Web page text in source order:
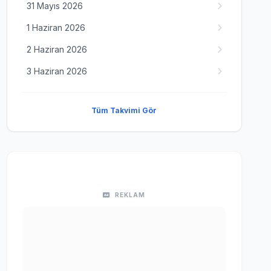
31 Mayıs 2026
1 Haziran 2026
2 Haziran 2026
3 Haziran 2026
Tüm Takvimi Gör
REKLAM